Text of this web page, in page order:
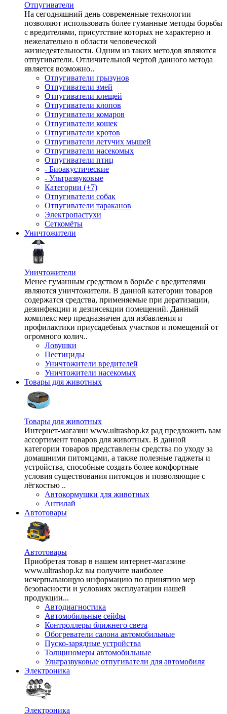
Отпугиватели
На сегодняшний день современные технологии
позволяют использовать более гуманные методы борьбы
с вредителями, присутствие которых не характерно и
нежелательно в области человеческой
жизнедеятельности. Одним из таких методов являются
отпугиватели. Отличительной чертой данного метода
является возможно..
Отпугиватели грызунов
Отпугиватели змей
Отпугиватели клещей
Отпугиватели клопов
Отпугиватели комаров
Отпугиватели кошек
Отпугиватели кротов
Отпугиватели летучих мышей
Отпугиватели насекомых
Отпугиватели птиц
- Биоакустические
- Ультразвуковые
Категории (+7)
Отпугиватели собак
Отпугиватели тараканов
Электропастухи
Сеткомёты
Уничтожители
Уничтожители
Менее гуманным средством в борьбе с вредителями
являются уничтожители. В данной категории товаров
содержатся средства, применяемые при дератизации,
дезинфекции и дезинсекции помещений. Данный
комплекс мер предназначен для избавления и
профилактики приусадебных участков и помещений от
огромного колич..
Ловушки
Пестициды
Уничтожители вредителей
Уничтожители насекомых
Товары для животных
Товары для животных
Интернет-магазин www.ultrashop.kz рад предложить вам
ассортимент товаров для животных. В данной
категории товаров представлены средства по уходу за
домашними питомцами, а также полезные гаджеты и
устройства, способные создать более комфортные
условия существования питомцов и позволяющие с
лёгкостью ..
Автокормушки для животных
Антилай
Автотовары
Автотовары
Приобретая товар в нашем интернет-магазине
www.ultrashop.kz вы получите наиболее
исчерпывающую информацию по принятию мер
безопасности и условиях эксплуатации нашей
продукции...
Автодиагностика
Автомобильные сейфы
Контроллеры ближнего света
Обогреватели салона автомобильные
Пуско-зарядные устройства
Толщиномеры автомобильные
Ультразвуковые отпугиватели для автомобиля
Электроника
Электроника